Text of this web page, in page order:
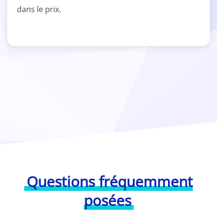
dans le prix.
Questions fréquemment
posées